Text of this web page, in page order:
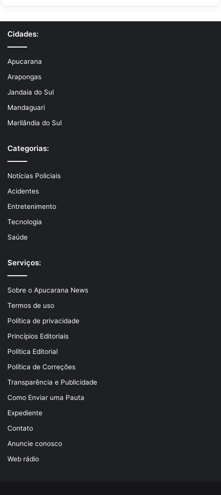
Cidades:
Apucarana
Arapongas
Jandaia do Sul
Mandaguari
Marilândia do Sul
Categorias:
Notícias Policiais
Acidentes
Entretenimento
Tecnologia
Saúde
Serviços:
Sobre o Apucarana News
Termos de uso
Política de privacidade
Princípios Editoriais
Política Editorial
Política de Correções
Transparência e Publicidade
Como Enviar uma Pauta
Expediente
Contato
Anuncie conosco
Web rádio